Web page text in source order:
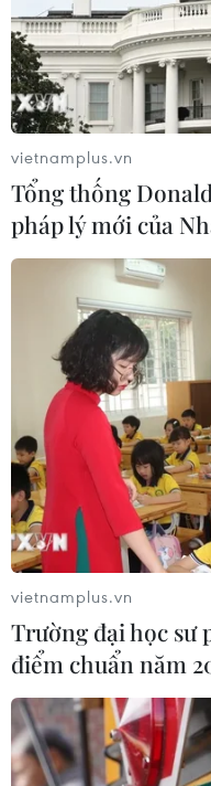
vietnamplus.vn
Tổng thống
pháp lý mới của
vietnamplus.vn
Trường đại học sư
điểm chuẩn năm